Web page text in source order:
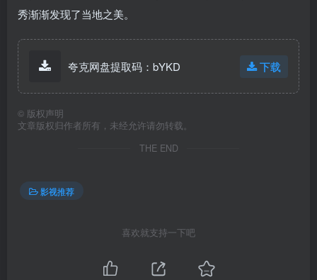
秀渐渐发现了当地之美。
夸克网盘提取码：bYKD 下载
© 版权声明
文章版权归作者所有，未经允许请勿转载。
THE END
影视推荐
喜欢就支持一下吧